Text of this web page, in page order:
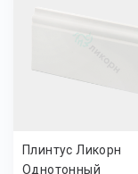
Плинтус Ликорн
Однотонный